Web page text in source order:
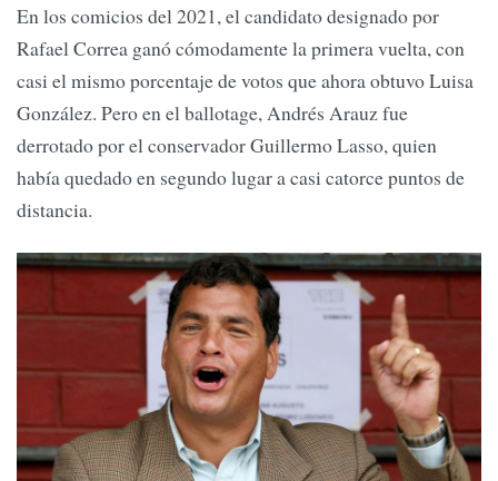
En los comicios del 2021, el candidato designado por
Rafael Correa ganó cómodamente la primera vuelta, con
casi el mismo porcentaje de votos que ahora obtuvo Luisa
González. Pero en el ballotage, Andrés Arauz fue
derrotado por el conservador Guillermo Lasso, quien
había quedado en segundo lugar a casi catorce puntos de
distancia.